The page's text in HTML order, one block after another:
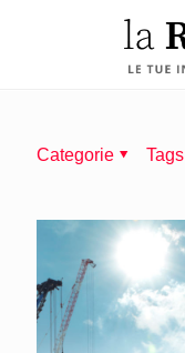
Categorie Tags